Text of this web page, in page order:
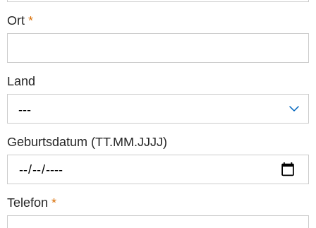
Ort *
Land
---
Geburtsdatum (TT.MM.JJJJ)
Telefon *